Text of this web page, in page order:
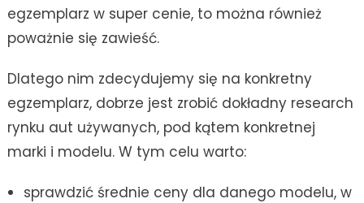
egzemplarz w super cenie, to można również
poważnie się zawieść.
Dlatego nim zdecydujemy się na konkretny
egzemplarz, dobrze jest zrobić dokładny research
rynku aut używanych, pod kątem konkretnej
marki i modelu. W tym celu warto:
sprawdzić średnie ceny dla danego modelu, w